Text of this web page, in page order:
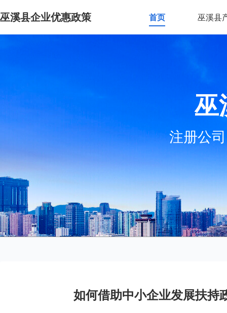
巫溪县企业优惠政策 首页 巫溪县
巫
注册公
如何借助中小企业发展扶持